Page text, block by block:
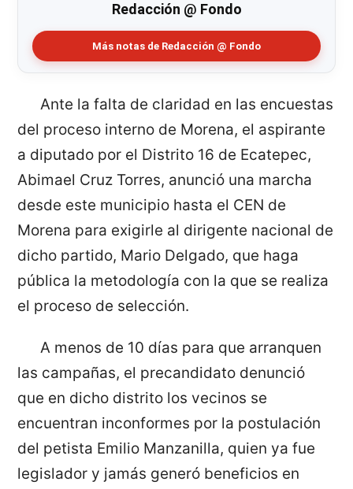
Redacción @ Fondo
Más notas de Redacción @ Fondo
Ante la falta de claridad en las encuestas
del proceso interno de Morena, el aspirante
a diputado por el Distrito 16 de Ecatepec,
Abimael Cruz Torres, anunció una marcha
desde este municipio hasta el CEN de
Morena para exigirle al dirigente nacional de
dicho partido, Mario Delgado, que haga
pública la metodología con la que se realiza
el proceso de selección.
A menos de 10 días para que arranquen
las campañas, el precandidato denunció
que en dicho distrito los vecinos se
encuentran inconformes por la postulación
del petista Emilio Manzanilla, quien ya fue
legislador y jamás generó beneficios en